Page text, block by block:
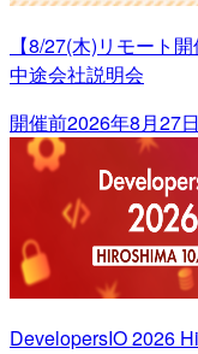
【8/27(木)リモート
中途会社説明会
開催前2026年8月27
DevelopersIO 2026